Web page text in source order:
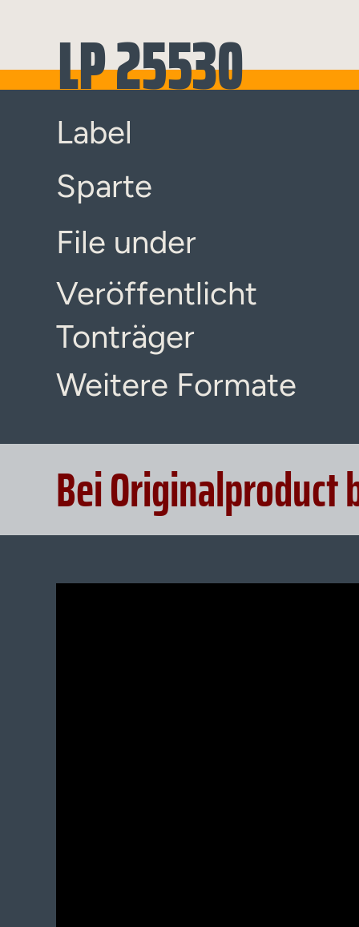
LP 25530
Label
Sparte
File under
Veröffentlicht
Tonträger
Weitere Formate
Bei Originalproduct